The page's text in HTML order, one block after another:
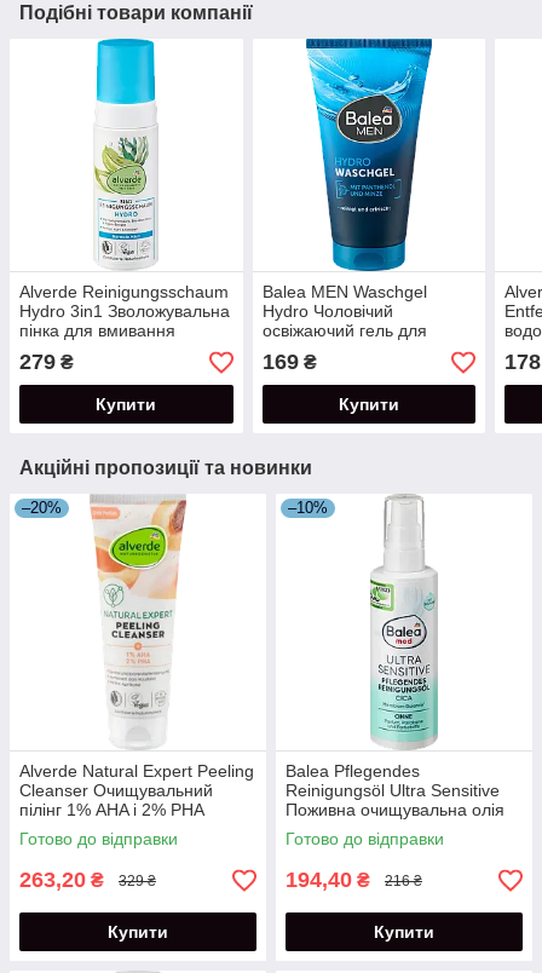
Подібні товари компанії
Alverde Reinigungsschaum
Hydro 3in1 Зволожувальна
пінка для вмивання
обличчя та зняття макіяжу
150 мл
279 ₴
Купити
Balea MEN Waschgel
Hydro Чоловічий
освіжаючий гель для
вмивання обличчя 150 мл
169₴
Купити
178
Акційні пропозиції та новинки
–20%
Alverde Natural Expert Peeling
Cleanser Очищувальний
пілінг 1% AHA і 2% PHA
кислотами 125 мл
Готово до відправки
263,20 ₴ 329 ₴
Купити
–10%
Balea Pflegendes
Reinigungsöl Ultra Sensitive
Поживна очищувальна олія
для обличчя 100 мл
Готово до відправки
194,40 ₴ 216 ₴
Купити